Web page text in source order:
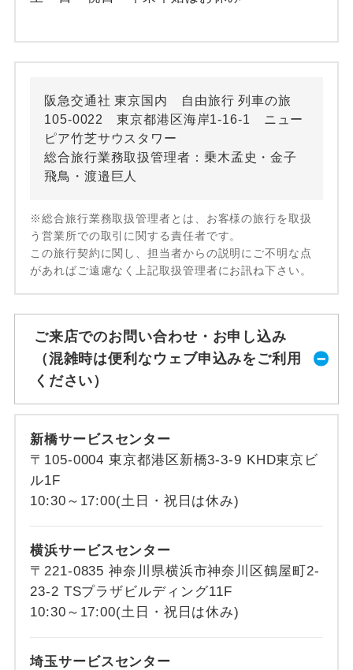
阪急交通社 東京国内 自由旅行 列車の旅
105-0022 東京都港区海岸1-16-1 ニュー
ピア竹芝サウスタワー
総合旅行業務取扱管理者：乗木孟史・金子
飛鳥・渡邉巨人
※総合旅行業務取扱管理者とは、お客様の旅行を取扱
う営業所での取引に関する責任者です。
この旅行契約に関し、担当者からの説明にご不明な点
があればご遠慮なく上記取扱管理者にお訊ね下さい。
ご来店でのお問い合わせ・お申し込み
（混雑時は便利なウェブ申込みをご利用
ください）
新橋サービスセンター
〒105-0004 東京都港区新橋3-3-9 KHD東京ビ
ル1F
10:30～17:00(土日・祝日は休み)
横浜サービスセンター
〒221-0835 神奈川県横浜市神奈川区鶴屋町2-
23-2 TSプラザビルディング11F
10:30～17:00(土日・祝日は休み)
埼玉サービスセンター